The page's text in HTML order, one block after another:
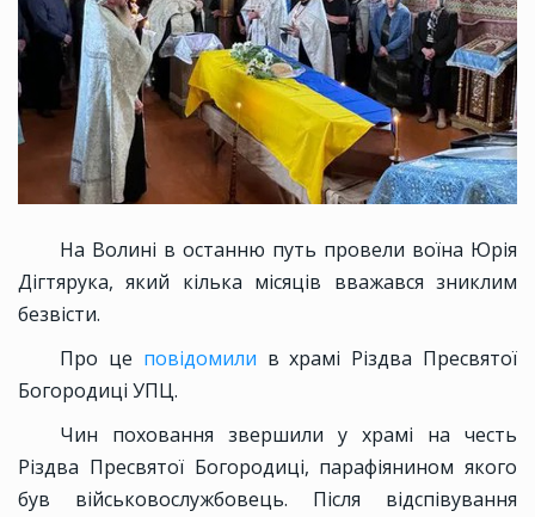
На Волині в останню путь провели воїна Юрія
Дігтярука, який кілька місяців вважався зниклим
безвісти.
Про це повідомили в храмі Різдва Пресвятої
Богородиці УПЦ.
Чин поховання звершили у храмі на честь
Різдва Пресвятої Богородиці, парафіянином якого
був військовослужбовець. Після відспівування